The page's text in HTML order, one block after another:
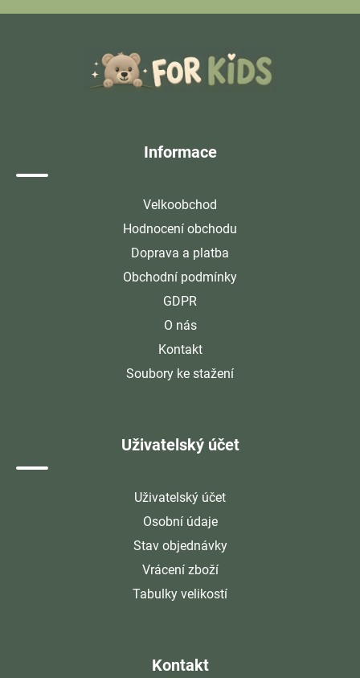
Informace
Velkoobchod
Hodnocení obchodu
Doprava a platba
Obchodní podmínky
GDPR
O nás
Kontakt
Soubory ke stažení
Uživatelský účet
Uživatelský účet
Osobní údaje
Stav objednávky
Vrácení zboží
Tabulky velikostí
Kontakt